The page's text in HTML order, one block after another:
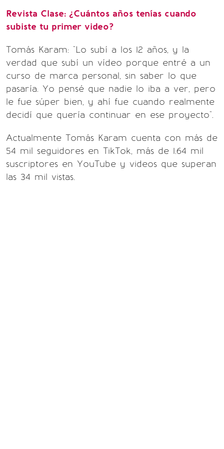
Revista Clase: ¿Cuántos años tenías cuando
subiste tu primer video?
Tomás Karam: "Lo subí a los 12 años, y la
verdad que subí un vídeo porque entré a un
curso de marca personal, sin saber lo que
pasaría. Yo pensé que nadie lo iba a ver, pero
le fue súper bien, y ahí fue cuando realmente
decidí que quería continuar en ese proyecto".
Actualmente Tomás Karam cuenta con más de
54 mil seguidores en TikTok, más de 1.64 mil
suscriptores en YouTube y videos que superan
las 34 mil vistas.